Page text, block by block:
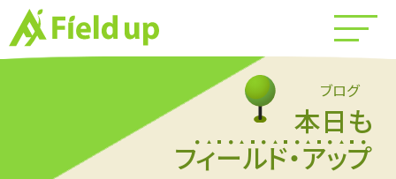
ブログ
本日も
フィールド・アップ